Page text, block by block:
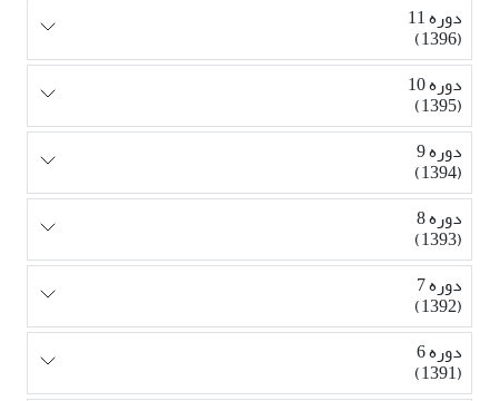
دوره 11
(1396)
دوره 10
(1395)
دوره 9
(1394)
دوره 8
(1393)
دوره 7
(1392)
دوره 6
(1391)